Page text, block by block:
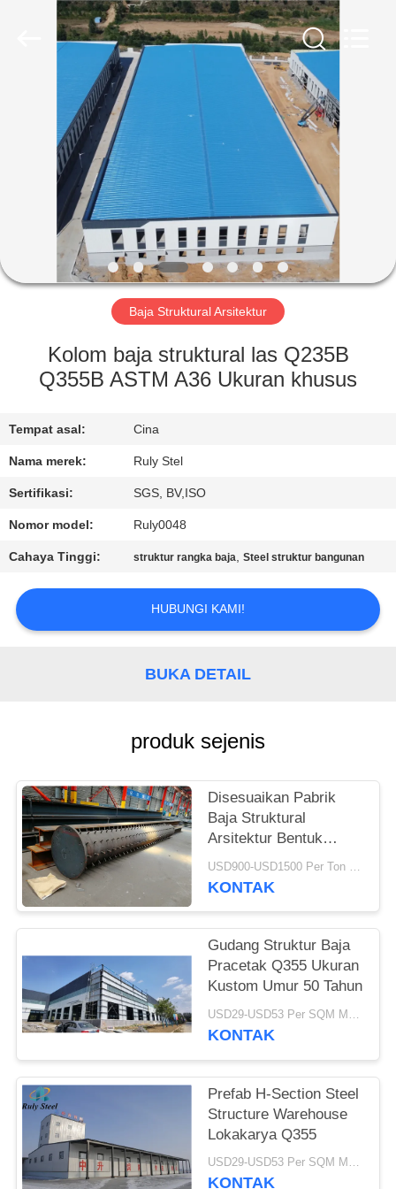
RUMAH
PRODUK
VIDEO
TAMPILAN
VR
TENTANG
KAMI
TUR
PABRIK
KONTROL
HUBUNGI
KAMI
BLOG
SITEMAP
PRIVACY
POLICY
Baja Struktural Arsitektur
Kolom baja struktural las Q235B
Q355B ASTM A36 Ukuran khusus
Tempat asal: Cina
Nama merek: Ruly Stel
Sertifikasi: SGS, BV,ISO
Nomor model: Ruly0048
Cahaya Tinggi: struktur rangka baja,Steel struktur bangunan
HUBUNGI KAMI!
BUKA DETAIL
produk sejenis
Disesuaikan Pabrik
Baja Struktural
Arsitektur Bentuk
Khusus Fabrikasi
Logam
USD900-USD1500 Per Ton MOQ:50 ton
KONTAK
Gudang Struktur Baja
Pracetak Q355 Ukuran
Kustom Umur 50 Tahun
USD29-USD53 Per SQM MOQ:500 meter persegi
KONTAK
Prefab H-Section Steel
Structure Warehouse
Lokakarya Q355
USD29-USD53 Per SQM MOQ:500 meter persegi
KONTAK